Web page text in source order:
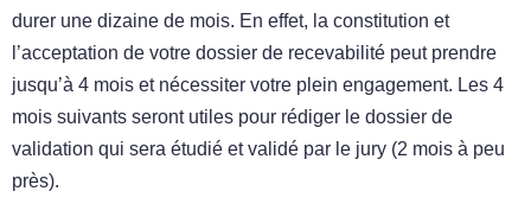
durer une dizaine de mois. En effet, la constitution et
l’acceptation de votre dossier de recevabilité peut prendre
jusqu’à 4 mois et nécessiter votre plein engagement. Les 4
mois suivants seront utiles pour rédiger le dossier de
validation qui sera étudié et validé par le jury (2 mois à peu
près).